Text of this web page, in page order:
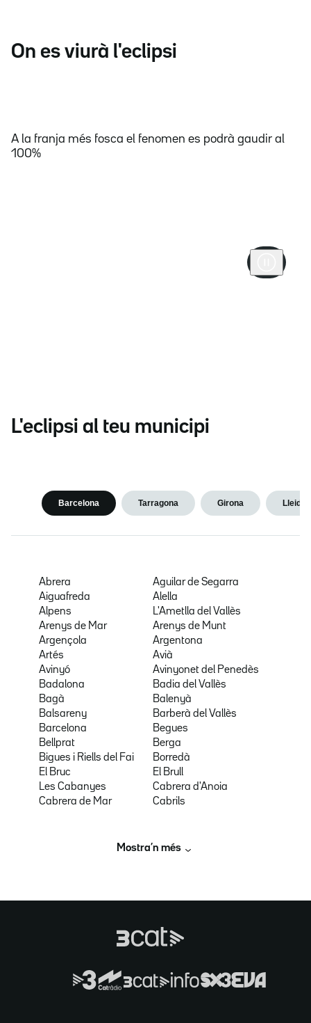
On es viurà l'eclipsi
A la franja més fosca el fenomen es podrà gaudir al
100%
L'eclipsi al teu municipi
Barcelona Tarragona Girona Lleida
Abrera
Aguilar de Segarra
Aiguafreda
Alella
Alpens
L'Ametlla del Vallès
Arenys de Mar
Arenys de Munt
Argençola
Argentona
Artés
Avià
Avinyó
Avinyonet del Penedès
Badalona
Badia del Vallès
Bagà
Balenyà
Balsareny
Barberà del Vallès
Barcelona
Begues
Bellprat
Berga
Bigues i Riells del Fai
Borredà
El Bruc
El Brull
Les Cabanyes
Cabrera d'Anoia
Cabrera de Mar
Cabrils
Mostra’n més